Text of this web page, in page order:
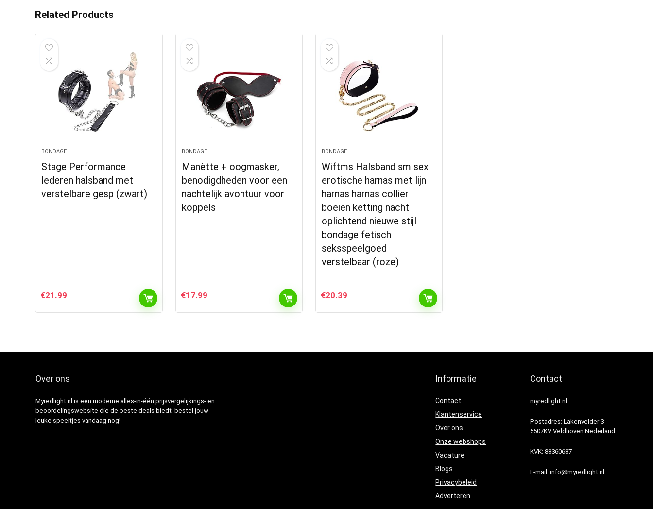
Related Products
BONDAGE
Stage Performance
lederen halsband met
verstelbare gesp (zwart)
€21.99
BONDAGE
Manètte + oogmasker,
benodigdheden voor een
nachtelijk avontuur voor
koppels
€17.99
BONDAGE
Wiftms Halsband sm sex
erotische harnas met lijn
harnas harnas collier
boeien ketting nacht
oplichtend nieuwe stijl
bondage fetisch
seksspeelgoed
verstelbaar (roze)
€20.39
Over ons
Myredlight.nl is een moderne alles-in-één prijsvergelijkings- en
beoordelingswebsite die de beste deals biedt, bestel jouw
leuke speeltjes vandaag nog!
Informatie
Contact
Klantenservice
Over ons
Onze webshops
Vacature
Blogs
Privacybeleid
Adverteren
Contact
myredlight.nl
Postadres: Lakenvelder 3
5507KV Veldhoven Nederland
KVK: 88360687
E-mail:info@myredlight.nl